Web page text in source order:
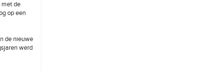
met de
op een
de nieuwe
werd